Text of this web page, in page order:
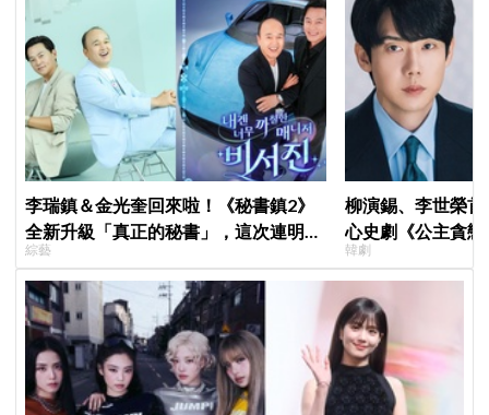
李瑞鎮＆金光奎回來啦！《秘書鎮2》
全新升級「真正的秘書」，這次連明星
私生活都包辦！8月28日首播
綜藝
柳演錫、李世榮
心史劇《公主貪
羅密歐與茱麗葉」
韓劇